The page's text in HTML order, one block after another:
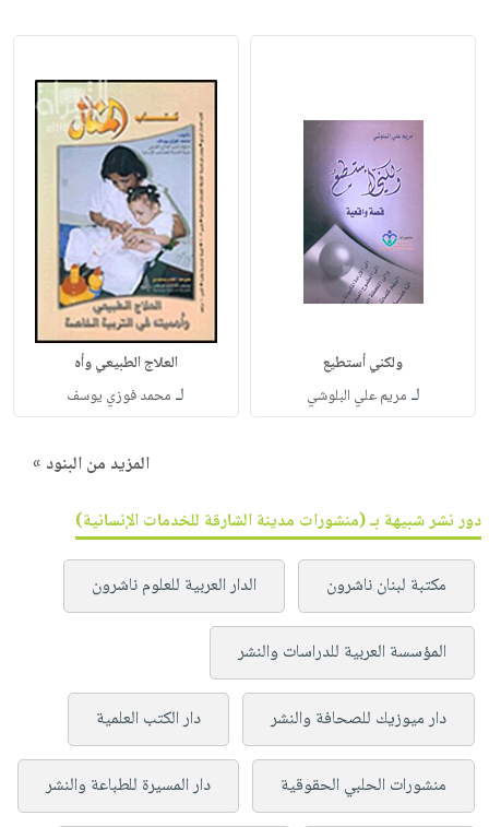
ولكني أستطيع
لـ مريم علي البلوشي
العلاج الطبيعي وأه
لـ محمد فوزي يوسف
المزيد من البنود »
دور نشر شبيهة بـ (منشورات مدينة الشارقة للخدمات الإنسانية)
مكتبة لبنان ناشرون الدار العربية للعلوم ناشرون
المؤسسة العربية للدراسات والنشر
دار ميوزيك للصحافة والنشر دار الكتب العلمية
منشورات الحلبي الحقوقية دار المسيرة للطباعة والنشر